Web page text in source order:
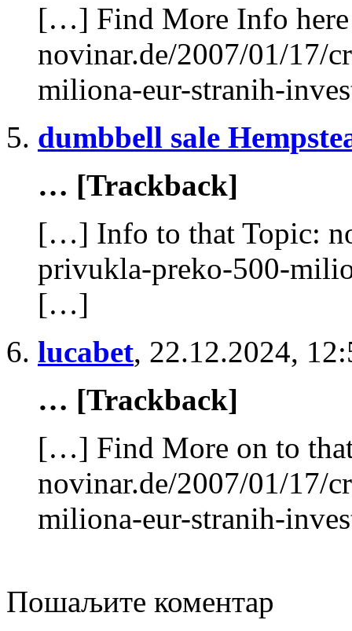
[…] Find More Info here
novinar.de/2007/01/17/
miliona-eur-stranih-
dumbbell sale
… [Trackback]
[…] Info to that Topic:
privukla-preko-500-
[…]
lucabet, 22.12.2024,
… [Trackback]
[…] Find More on to
novinar.de/2007/01/17/
miliona-eur-stranih-
Пошаљите коментар